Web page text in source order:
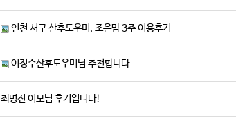
인천 서구 산후도우미, 조은맘 3주 이용후기
이정수산후도우미님 추천합니다
최명진 이모님 후기입니다!